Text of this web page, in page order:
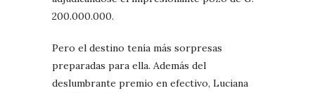
200.000.000.
Pero el destino tenía más sorpresas
preparadas para ella. Además del
deslumbrante premio en efectivo, Luciana